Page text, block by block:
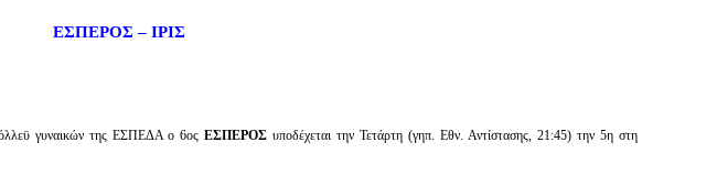
ΕΣΠΕΡΟΣ – ΙΡΙΣ
γυναικών της ΕΣΠΕΔΑ ο 6οςΕΣΠΕΡΟΣ υποδέχεται την Τετάρτη (γηπ. Εθν. Αντίστασης, 21:45) την 5η στη